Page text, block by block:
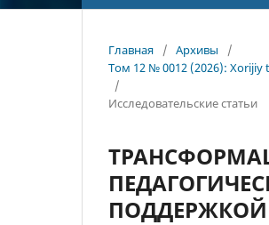
Главная / Архивы
/
Том 12 № 0012 (2026):
/
Исследовательские статьи
ПОДДЕРЖКОЙ